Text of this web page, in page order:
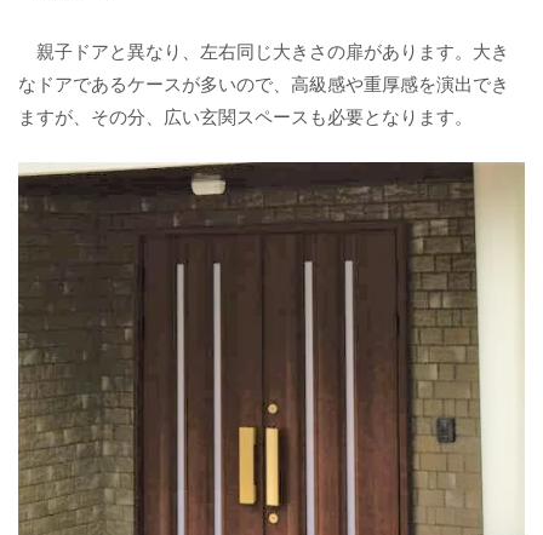
親子ドアと異なり、左右同じ大きさの扉があります。大き
なドアであるケースが多いので、高級感や重厚感を演出でき
ますが、その分、広い玄関スペースも必要となります。